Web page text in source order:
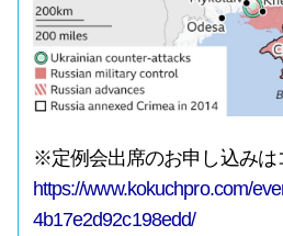
※定例会出席のお申し込みは
https://www.kokuchpro.com/
4b17e2d92c198edd/